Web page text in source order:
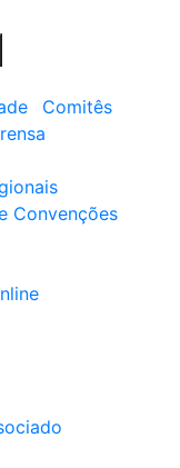
Comitês
Convenções